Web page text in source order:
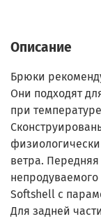
Описание
Брюки
Они подходят
при
ветра.
Softshell с
Для задней